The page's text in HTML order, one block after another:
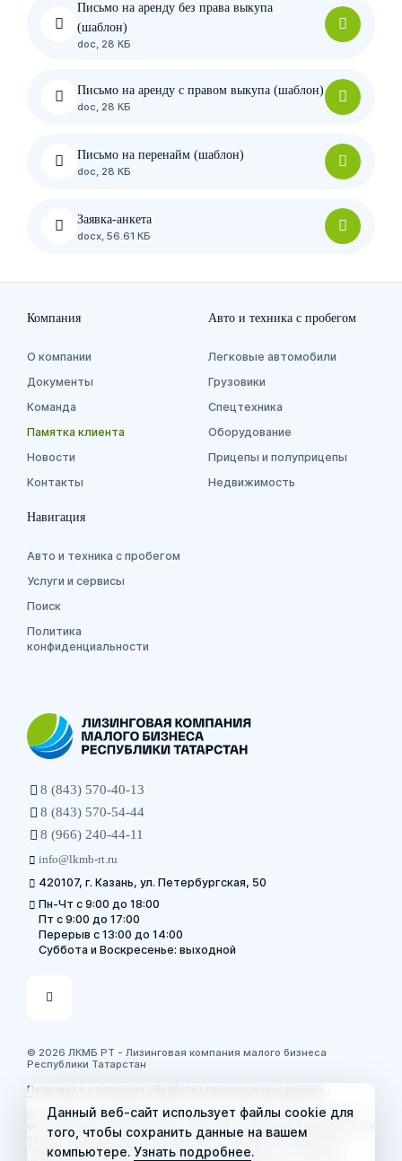
Письмо на аренду без права выкупа
(шаблон)
doc, 28 КБ
Письмо на аренду с правом выкупа (шаблон)
doc, 28 КБ
Письмо на перенайм (шаблон)
doc, 28 КБ
Заявка-анкета
docx, 56.61 КБ
8 (843) 570-40-13
8 (843) 570-54-44
8 (966) 240-44-11
info@lkmb-rt.ru
420107, г. Казань, ул. Петербургская, 50
Пн-Чт с 9:00 до 18:00
Пт с 9:00 до 17:00
Перерыв с 13:00 до 14:00
Суббота и Воскресенье: выходной
Компания
О компании
Документы
Команда
Памятка клиента
Новости
Контакты
Авто и техника с пробегом
Легковые автомобили
Грузовики
Спецтехника
Оборудование
Прицепы и полуприцепы
Недвижимость
Навигация
Авто и техника с пробегом
Услуги и сервисы
Поиск
Политика
конфиденциальности
© 2026 ЛКМБ РТ - Лизинговая компания малого бизнеса
Республики Татарстан
Политика в отношении обработки персональных данных
Все права на опубликованные на сайте «Лизинговой компании
малого бизнеса Республики Татарстан» материалы охраняются в
соответствии с законодательством Российской Федерации.
Любое использование материалов допускается только по
Данный веб-сайт использует файлы cookie для
того, чтобы сохранить данные на вашем
компьютере. Узнать подробнее.